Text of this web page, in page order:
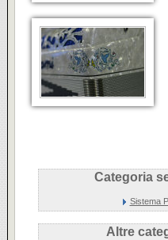
Categoria
Sistema
Altre